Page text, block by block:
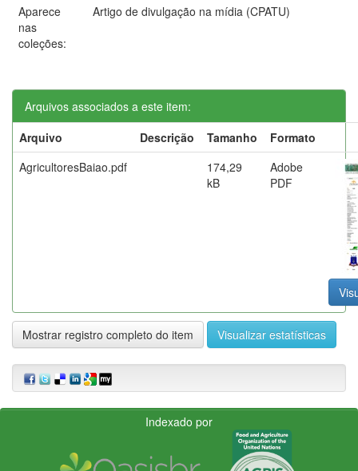
Aparece
nas
coleções:
Artigo de divulgação na mídia (CPATU)
Arquivos associados a este item:
Arquivo
Descrição Tamanho
Formato
AgricultoresBaiao.pdf
174,29
kB
Adobe
PDF
Mostrar registro completo do item Visualizar estatísticas
Indexado por